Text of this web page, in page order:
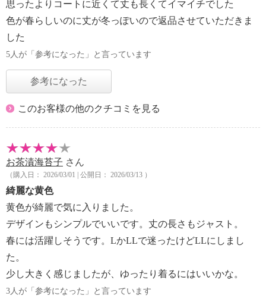
思ったよりコートに近くて丈も長くてイマイチでした
色が春らしいのに丈が冬っぽいので返品させていただきま
した
5人が「参考になった」と言っています
参考になった
このお客様の他のクチコミを見る
お茶漬海苔子 さん
（購入日： 2026/03/01 | 公開日： 2026/03/13 ）
綺麗な黄色
黄色が綺麗で気に入りました。
デザインもシンプルでいいです。丈の長さもジャスト。
春には活躍しそうです。LかLLで迷ったけどLLにしまし
た。
少し大きく感じましたが、ゆったり着るにはいいかな。
3人が「参考になった」と言っています